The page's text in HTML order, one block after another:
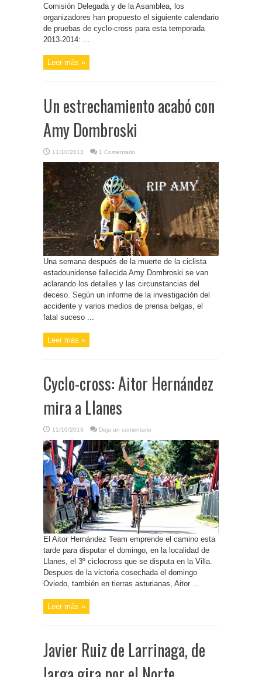
Comisión Delegada y de la Asamblea, los
organizadores han propuesto el siguiente calendario
de pruebas de cyclo-cross para esta temporada
2013-2014: ...
Leer más »
Un estrechamiento acabó con
Amy Dombroski
11/10/2013 1 Comentario
Una semana después de la muerte de la ciclista
estadounidense fallecida Amy Dombroski se van
aclarando los detalles y las circunstancias del
deceso. Según un informe de la investigación del
accidente y varios medios de prensa belgas, el
fatal suceso ...
Leer más »
Cyclo-cross: Aitor Hernández
mira a Llanes
11/10/2013 Deja un comentario
El Aitor Hernández Team emprende el camino esta
tarde para disputar el domingo, en la localidad de
Llanes, el 3º ciclocross que se disputa en la Villa.
Despues de la victoria cosechada el domingo
Oviedo, también en tierras asturianas, Aitor ...
Leer más »
Javier Ruiz de Larrinaga, de